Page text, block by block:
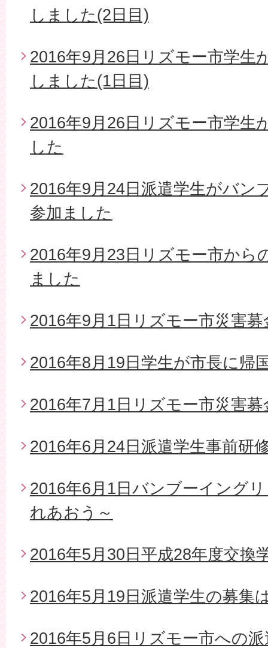
しました(2日目)
2016年9月26日リズモー市学生
しました(1日目)
2016年9月26日リズモー市学生
した
2016年9月24日派遣学生がバン
参加ました
2016年9月23日リズモー市から
ました
2016年9月1日リズモー市災害
2016年8月19日学生が市長に帰
2016年7月1日リズモー市災害
2016年6月24日派遣学生事前研
2016年6月1日バンブーイング
れあおう～
2016年5月30日平成28年度交換
2016年5月19日派遣学生の募集
2016年5月6日リズモー市への